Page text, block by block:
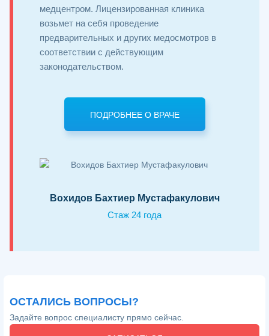
медцентром. Лицензированная клиника
возьмет на себя проведение
предварительных и других медосмотров в
соответствии с действующим
законодательством.
ПОДРОБНЕЕ О ВРАЧЕ
Вохидов Бахтиер Мустафакулович
Стаж 24 года
ОСТАЛИСЬ ВОПРОСЫ?
Задайте вопрос специалисту прямо сейчас.